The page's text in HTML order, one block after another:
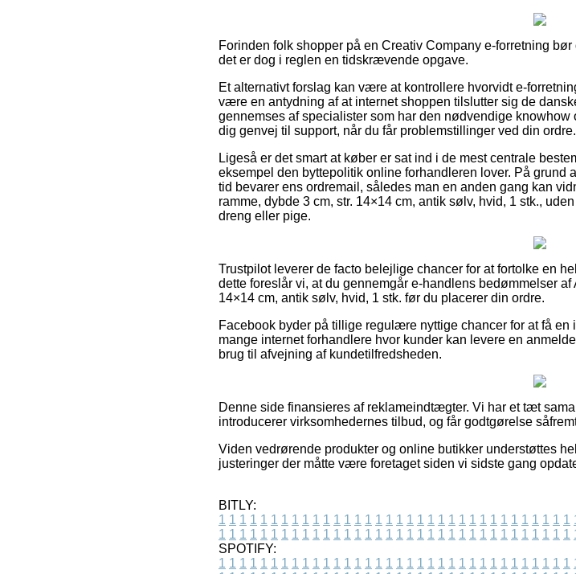
Forinden folk shopper på en Creativ Company e-forretning
det er dog i reglen en tidskrævende opgave.
Et alternativt forslag kan være at kontrollere hvorvidt e-
være en antydning af at internet shoppen tilslutter sig de
gennemses af specialister som har den nødvendige
dig genvej til support, når du får problemstillinger ved din ordre.
Ligeså er det smart at køber er sat ind i de mest centrale
eksempel den byttepolitik online forhandleren lover. På grund
tid bevarer ens ordremail, således man en anden gang kan
ramme, dybde 3 cm, str. 14×14 cm, antik sølv, hvid, 1 stk.,
dreng eller pige.
Trustpilot leverer de facto belejlige chancer for at fortolke en
dette foreslår vi, at du gennemgår e-handlens bedømmelser
14×14 cm, antik sølv, hvid, 1 stk. før du placerer din ordre.
Facebook byder på tillige regulære nyttige chancer for at få
mange internet forhandlere hvor kunder kan levere en
brug til afvejning af kundetilfredsheden.
Denne side finansieres af reklameindtægter. Vi har et tæt
introducerer virksomhedernes tilbud, og får godtgørelse
Viden vedrørende produkter og online butikker understøttes
justeringer der måtte være foretaget siden vi sidste gang
BITLY:
1 1 1 1 1 1 1 1 1 1 1 1 1 1 1 1 1 1 1 1 1 1 1 1 1 1 1 1 1 1 1 1 1 1
1 1 1 1 1 1 1 1 1 1 1 1 1 1 1 1 1 1 1 1 1 1 1 1 1 1 1 1 1 1 1 1 1 1
SPOTIFY:
1 1 1 1 1 1 1 1 1 1 1 1 1 1 1 1 1 1 1 1 1 1 1 1 1 1 1 1 1 1 1 1 1 1